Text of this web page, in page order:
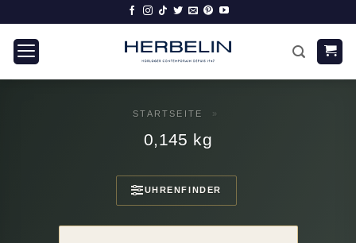
springen
STARTSEITE »
0,145 kg
UHRENFINDER